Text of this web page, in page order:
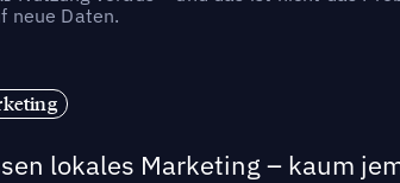
neue Daten.
lokales Marketing – kaum